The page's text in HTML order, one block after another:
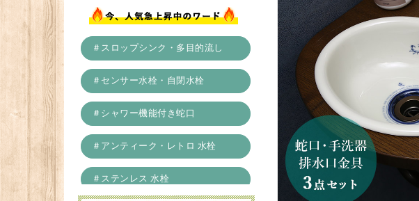
＃スロップシンク・多目的流し
＃センサー水栓・自閉水栓
＃シャワー機能付き蛇口
＃アンティーク・レトロ 水栓
＃ステンレス 水栓